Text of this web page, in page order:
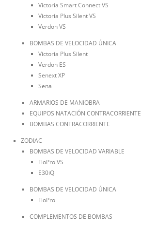
Victoria Smart Connect VS
Victoria Plus Silent VS
Verdon VS
BOMBAS DE VELOCIDAD ÚNICA
Victoria Plus Silent
Verdon ES
Senext XP
Sena
ARMARIOS DE MANIOBRA
EQUIPOS NATACIÓN CONTRACORRIENTE
BOMBAS CONTRACORRIENTE
ZODIAC
BOMBAS DE VELOCIDAD VARIABLE
FloPro VS
E30iQ
BOMBAS DE VELOCIDAD ÚNICA
FloPro
COMPLEMENTOS DE BOMBAS